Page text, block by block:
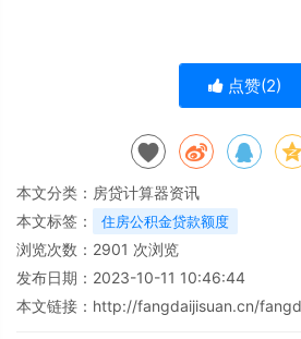
点赞(2)
本文分类： 房贷计算器资讯
本文标签：
住房公积金贷款额度
浏览次数： 2901 次浏览
发布日期：2023-10-11 10:46:44
本文链接： http://fangdaijisuan.cn/